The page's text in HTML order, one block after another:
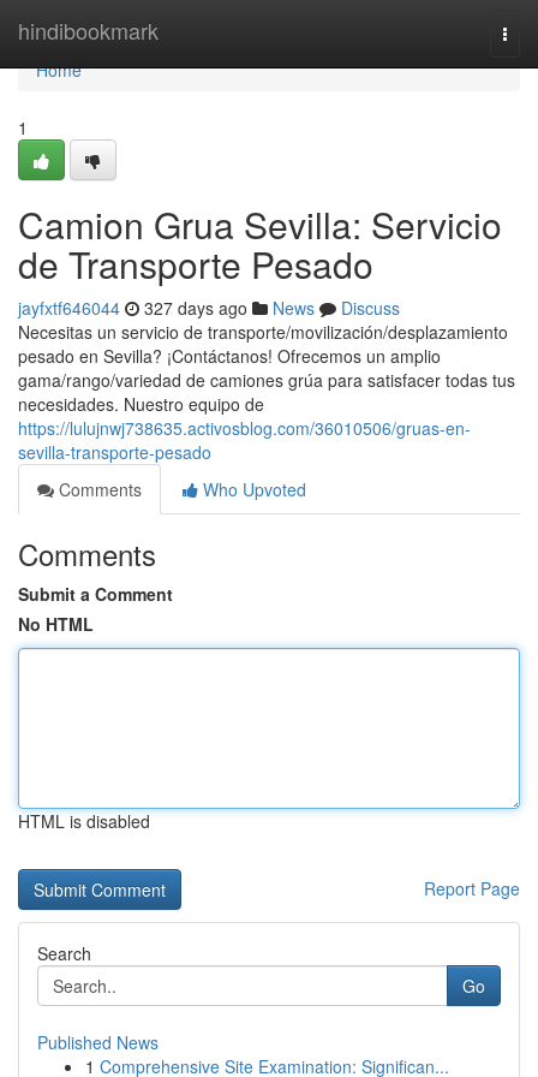
hindibookmark
Home
Home
1
Camion Grua Sevilla: Servicio
de Transporte Pesado
jayfxtf646044 327 days ago News
Discuss
Necesitas un servicio de transporte/movilización/desplazamiento
pesado en Sevilla? ¡Contáctanos! Ofrecemos un amplio
gama/rango/variedad de camiones grúa para satisfacer todas tus
necesidades. Nuestro equipo de
https://lulujnwj738635.activosblog.com/36010506/gruas-en-
sevilla-transporte-pesado
Comments
Who Upvoted
Comments
Submit a Comment
No HTML
HTML is disabled
Report Page
Search
Go
Published News
1 Comprehensive Site Examination: Significan...